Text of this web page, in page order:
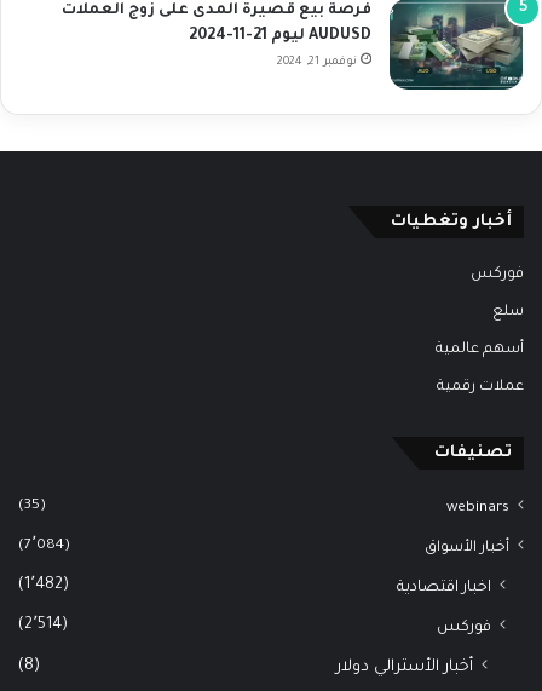
فرصة بيع قصيرة المدى على زوج العملات
AUDUSD ليوم 21-11-2024
نوفمبر 21, 2024
أخبار وتغطيات
فوركس
سلع
أسهم عالمية
عملات رقمية
تصنيفات
webinars
(35)
أخبار الأسواق (7٬084)
اخبار اقتصادية (1٬482)
فوركس (2٬514)
أخبار الأسترالي دولار (8)